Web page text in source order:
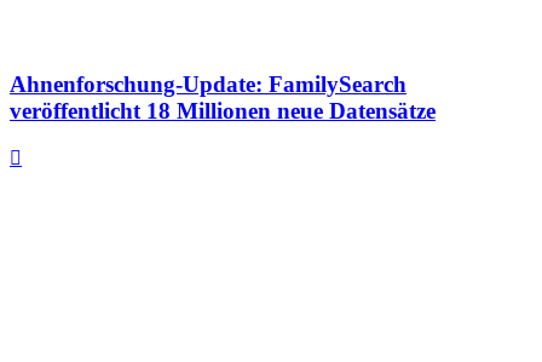
Ahnenforschung-Update: FamilySearch
veröffentlicht 18 Millionen neue Datensätze